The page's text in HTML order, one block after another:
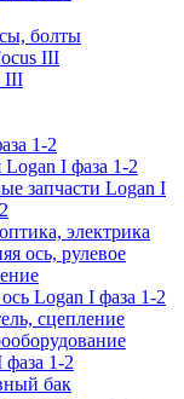
болты
III
III
1-2
Logan I фаза 1-2
запчасти Logan I
электрика
ось, рулевое
Logan I фаза 1-2
сцепление
1-2
бак